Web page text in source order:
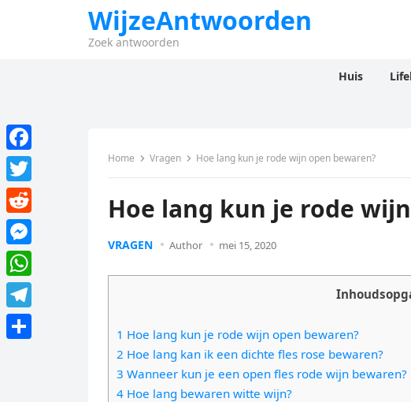
WijzeAntwoorden
Zoek antwoorden
Huis
Home Vragen Hoe lang kun je rode wijn open bewaren?
Hoe lang kun je rode
VRAGEN Author mei 15, 2020
1 Hoe lang kun je rode wijn open bewaren?
2 Hoe lang kan ik een dichte fles rose bewaren?
3 Wanneer kun je een open fles rode wijn bewaren?
4 Hoe lang bewaren witte wijn?
F
a
c
e
b
o
o
k
T
w
i
t
t
e
R
e
d
d
M
e
s
s
W
h
a
T